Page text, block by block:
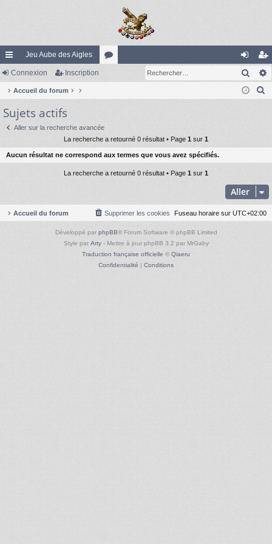
ac
co
ur
ci
s
Jeu Aube des Aigles
on
ne
ns
cri
Connexion Inscription
Accueil du forum
h
e
r
Sujets actifs
Aller sur la recherche avancée
La recherche a retourné 0 résultat • Page 1 sur 1
Aucun résultat ne correspond aux termes que vous avez spécifiés.
La recherche a retourné 0 résultat • Page 1 sur 1
Aller
Accueil du forum Fuseau horaire sur UTC+02:00
Supprimer les cookies
Développé par phpBB® Forum Software © phpBB Limited
Style par Arty- Mettre à jour phpBB 3.2 par MrGaby
Traduction française officielle © Qiaeru
Confidentialité | Conditions